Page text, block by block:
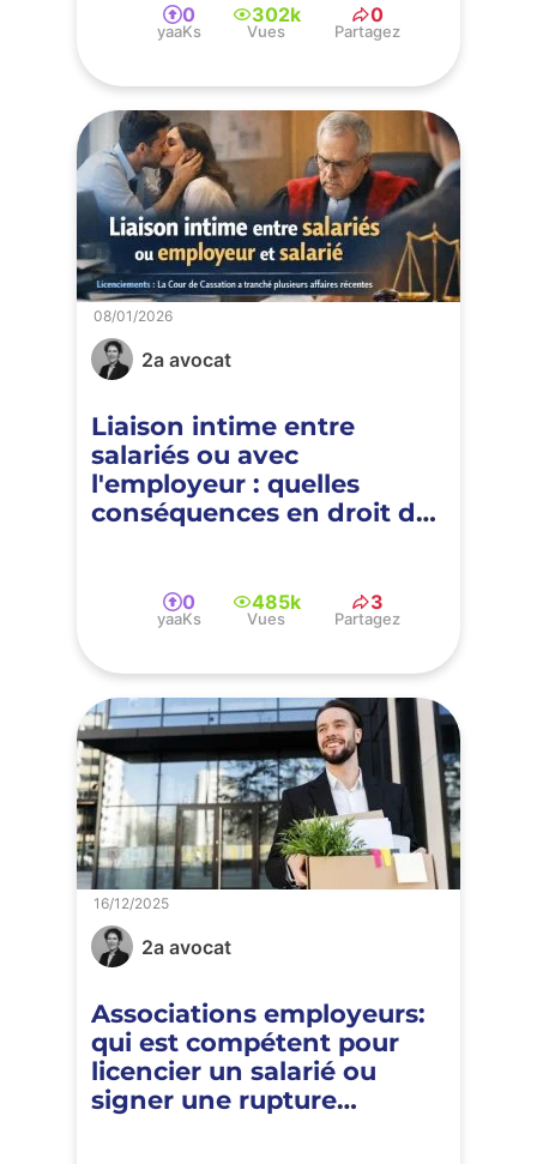
0
yaaKs
302k
Vues
0
Partagez
2a avocat
Liaison intime entre
salariés ou avec
l'employeur : quelles
conséquences en droit du
08/01/2026
0
yaaKs
485k
Vues
3
Partagez
2a avocat
Associations employeurs:
qui est compétent pour
licencier un salarié ou
signer une rupture
16/12/2025